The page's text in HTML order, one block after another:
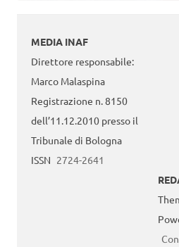
MEDIA INAF
Direttore responsabile:
Marco Malaspina
Registrazione n. 8150
dell’11.12.2010 presso il
Tribunale di Bologna
ISSN 2724-2641